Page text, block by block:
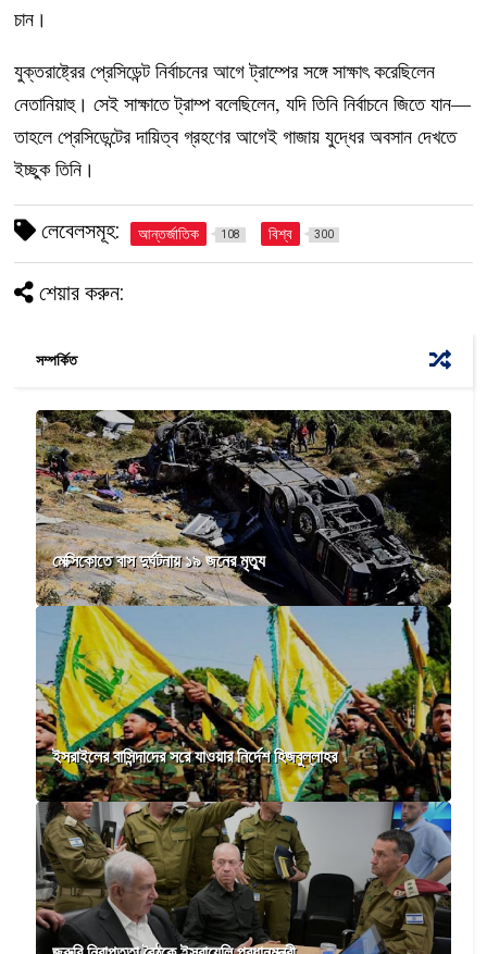
চান।
যুক্তরাষ্ট্রের প্রেসিডেন্ট নির্বাচনের আগে ট্রাম্পের সঙ্গে সাক্ষাৎ করেছিলেন
নেতানিয়াহু। সেই সাক্ষাতে ট্রাম্প বলেছিলেন, যদি তিনি নির্বাচনে জিতে যান—
তাহলে প্রেসিডেন্টের দায়িত্ব গ্রহণের আগেই গাজায় যুদ্ধের অবসান দেখতে
ইচ্ছুক তিনি।
লেবেলসমূহ: আন্তর্জাতিক 108 বিশ্ব 300
শেয়ার করুন:
সম্পর্কিত
মেক্সিকোতে বাস দুর্ঘটনায় ১৯ জনের মৃত্যু
ইসরাইলের বাসিন্দাদের সরে যাওয়ার নির্দেশ হিজবুল্লাহর